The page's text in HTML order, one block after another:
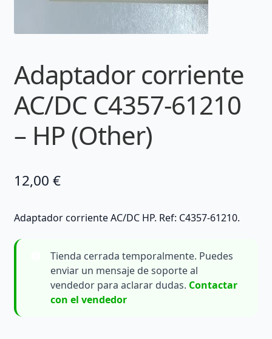
Adaptador corriente
AC/DC C4357-61210
– HP (Other)
12,00 €
Adaptador corriente AC/DC HP. Ref: C4357-61210.
Tienda cerrada temporalmente. Puedes
enviar un mensaje de soporte al
vendedor para aclarar dudas. Contactar
con el vendedor